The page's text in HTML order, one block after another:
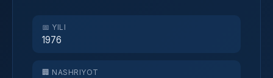
📅 YILI
1976
🏢 NASHRIYOT